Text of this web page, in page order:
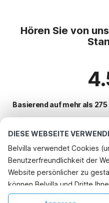
DIESE WEBSEITE
Belvilla verwendet Cookies
Benutzerfreundlichkeit der
Website persönlicher zu
können Belvilla und Dritte
außerhalb unserer Website
Hören Sie von
Basierend auf mehr als
Beliebteste
Top-Städte mit Top-
Ferienwohnungen maranovici
Ferienwohnungen zaton
Beliebte Ausstattungen für
Ferienhaus mit BBQ